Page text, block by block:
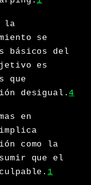
la
se
básicos del
es
que
desigual.4
en
como la
que el
1